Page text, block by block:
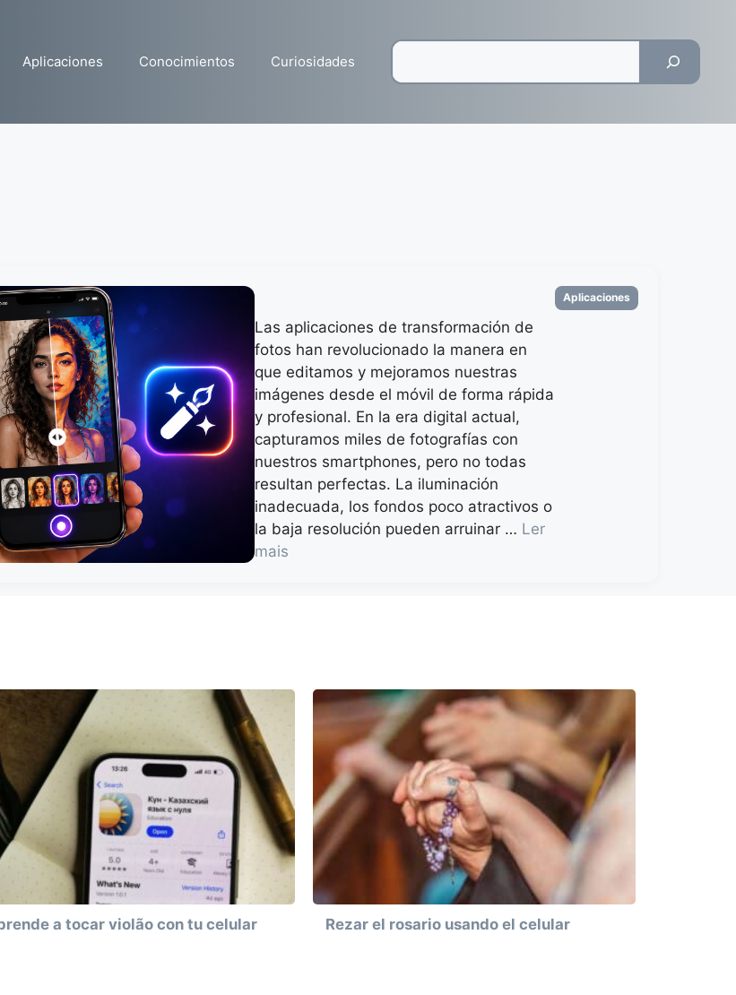
Aplicaciones Conocimientos Curiosidades
Las aplicaciones de transformación de
fotos han revolucionado la manera en
que editamos y mejoramos nuestras
imágenes desde el móvil de forma rápida
y profesional. En la era digital actual,
capturamos miles de fotografías con
nuestros smartphones, pero no todas
resultan perfectas. La iluminación
inadecuada, los fondos poco atractivos o
la baja resolución pueden arruinar … Ler
mais
Categorias
Aplicaciones
a tocar violão con tu celular Rezar el rosario usando el celular